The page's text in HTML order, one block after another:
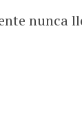
nunca